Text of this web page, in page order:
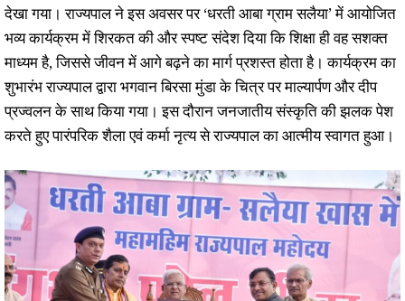
देखा गया। राज्यपाल ने इस अवसर पर ‘धरती आबा ग्राम सलैया’ में आयोजित
भव्य कार्यक्रम में शिरकत की और स्पष्ट संदेश दिया कि शिक्षा ही वह सशक्त
माध्यम है, जिससे जीवन में आगे बढ़ने का मार्ग प्रशस्त होता है। कार्यक्रम का
शुभारंभ राज्यपाल द्वारा भगवान बिरसा मुंडा के चित्र पर माल्यार्पण और दीप
प्रज्वलन के साथ किया गया। इस दौरान जनजातीय संस्कृति की झलक पेश
करते हुए पारंपरिक शैला एवं कर्मा नृत्य से राज्यपाल का आत्मीय स्वागत हुआ।